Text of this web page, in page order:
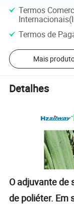
Termos
Termos de
Mais
Detalhes
O adjuvante de
de poliéter. Em